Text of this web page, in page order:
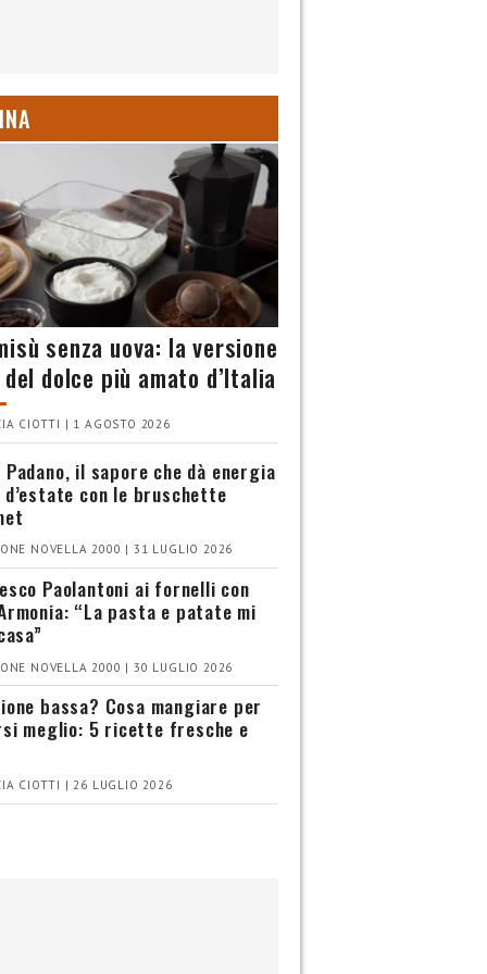
senza uova: la versione
dolce più amato d’Italia
CIOTTI | 1 AGOSTO 2026
Padano, il sapore che dà energia
d’estate con le bruschette
NOVELLA 2000 | 31 LUGLIO 2026
Paolantoni ai fornelli con
“La pasta e patate mi
NOVELLA 2000 | 30 LUGLIO 2026
bassa? Cosa mangiare per
meglio: 5 ricette fresche e
CIOTTI | 26 LUGLIO 2026